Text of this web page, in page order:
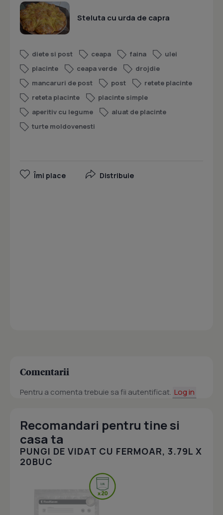
Steluta cu urda de capra
diete si post ceapa faina
ulei
placinte
ceapa verde
drojdie
mancaruri de post
post
retete placinte
reteta placinte
placinte simple
aperitiv cu legume
aluat de placinte
turte moldovenesti
Îmi place Distribuie
Comentarii
Pentru a comenta trebuie sa fii autentificat. Log in
Recomandari pentru tine si
casa ta
PUNGI DE VIDAT CU FERMOAR, 3.79L X
20BUC